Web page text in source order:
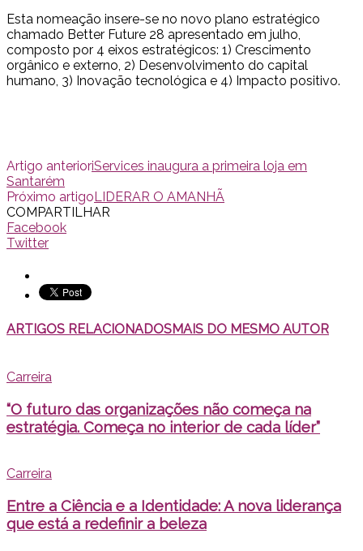
Esta nomeação insere-se no novo plano estratégico
chamado Better Future 28 apresentado em julho,
composto por 4 eixos estratégicos: 1) Crescimento
orgânico e externo, 2) Desenvolvimento do capital
humano, 3) Inovação tecnológica e 4) Impacto positivo.
Artigo anterioriServices inaugura a primeira loja em
Santarém
Próximo artigo LIDERAR O AMANHÃ
COMPARTILHAR
Facebook
Twitter
ARTIGOS RELACIONADOSMAIS DO MESMO AUTOR
Carreira
“O futuro das organizações não começa na
estratégia. Começa no interior de cada líder”
Carreira
Entre a Ciência e a Identidade: A nova liderança
que está a redefinir a beleza